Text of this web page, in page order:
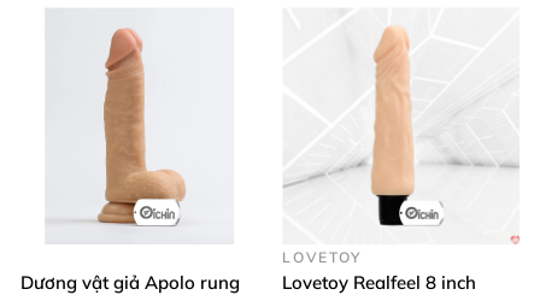
Dương vật giả Apolo rung
LOVETOY
Lovetoy Realfeel 8 inch